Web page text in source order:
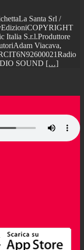
Santa Srl /
Italia S.r.l.Produttore
Viacava,
SOUND […]